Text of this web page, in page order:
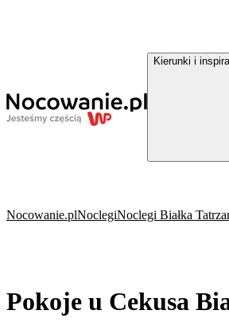
Kierunki i
Nocowanie.plNoclegiNoclegi Białka
Pokoje u Cekusa